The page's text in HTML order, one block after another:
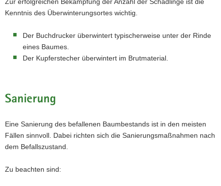
Kenntnis des Überwinterungsortes wichtig.
Der Buchdrucker überwintert typischerweise unter der Rinde
eines Baumes.
Der Kupferstecher überwintert im Brutmaterial.
Sanierung
Eine Sanierung des befallenen Baumbestands ist in den meisten
Fällen sinnvoll. Dabei richten sich die Sanierungsmaßnahmen nach
dem Befallszustand.
Zu beachten sind: